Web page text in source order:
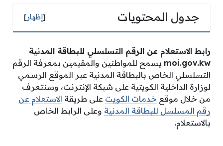
جدول المحتويات [إظهار]
رابط الاستعلام عن الرقم التسلسلي للبطاقة المدنية
moi.gov.kw يسمح للمواطنين والمقيمين بمعرفة الرقم
التسلسلي الخاص بالبطاقة المدنية عبر الموقع الرسمي
لوزارة الداخلية الكويتية على شبكة الإنترنت، وسنتعرف
من خلال موقع خدمات الكويت على طريقة الاستعلام عن
رقم المسلسل للبطاقة المدنية وعلى الرابط الخاص
بالاستعلام.